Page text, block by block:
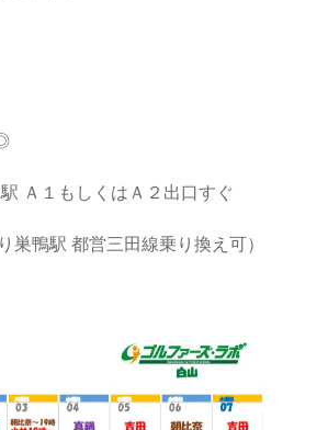
Ａ１もしくはＡ２出口すぐ
巣鴨駅 都営三田線乗り換え可）